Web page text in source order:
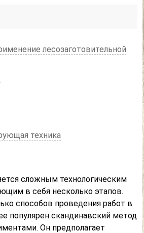
лесозаготовительной
техника
сложным технологическим
в себя несколько этапов.
способов проведения работ в
популярен скандинавский метод
Он предполагает